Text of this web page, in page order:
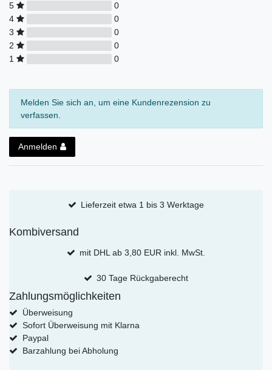
5
0
4
0
3
0
2
0
1
0
Melden Sie sich an, um eine Kundenrezension zu
verfassen.
Anmelden
Lieferzeit etwa 1 bis 3 Werktage
Kombiversand
mit DHL ab 3,80 EUR inkl. MwSt.
30 Tage Rückgaberecht
Zahlungsmöglichkeiten
Überweisung
Sofort Überweisung mit Klarna
Paypal
Barzahlung bei Abholung